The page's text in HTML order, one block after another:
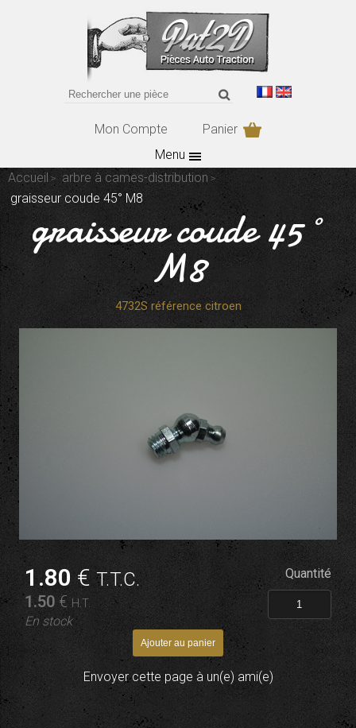
Mon Compte
Panier
Menu
Accueil
arbre à cames-distribution
graisseur coude 45° M8
graisseur coude 45°
M8
4732S référence citroen
1 .80 €T.T.C.
1.50 € H.T.
En stock
Quantité
Envoyer cette page à un(e) ami(e)